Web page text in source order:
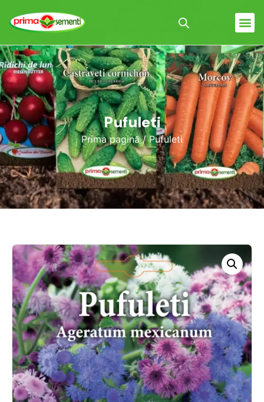
Pufuleti
Prima pagină/ Pufuleti